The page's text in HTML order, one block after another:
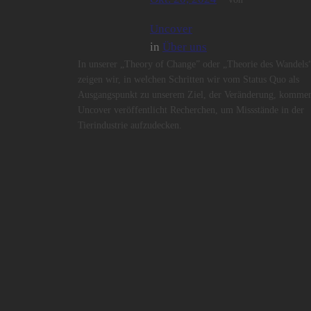
Uncover
in Über uns
In unserer „Theory of Change” oder „Theorie des
zeigen wir, in welchen Schritten wir vom Status Quo als
Ausgangspunkt zu unserem Ziel, der Veränderung,
Uncover veröffentlicht Recherchen, um Missstände in der
Tierindustrie aufzudecken.